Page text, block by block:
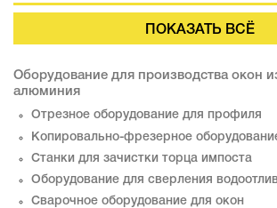
ПОКАЗАТЬ ВСЁ
Оборудование для производства окон
алюминия
Отрезное оборудование для профиля
Копировально-фрезерное
Станки для зачистки торца импоста
Оборудование для сверления
Сварочное оборудование для окон